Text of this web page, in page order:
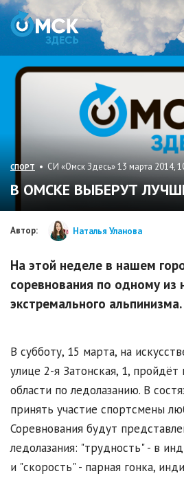
СПОРТ • СИ «Омск Здесь» 13 марта 2014,
В ОМСКЕ ВЫБЕРУТ
Автор: Наталья Уланова
На этой неделе в нашем
соревнования по одному из
экстремального альпинизма.
В субботу, 15 марта, на
улице 2-я Затонская, 1,
области по ледолазанию. В
принять участие спортсмены
Соревнования будут
ледолазания: "трудность" - в
и "скорость" - парная гонка,